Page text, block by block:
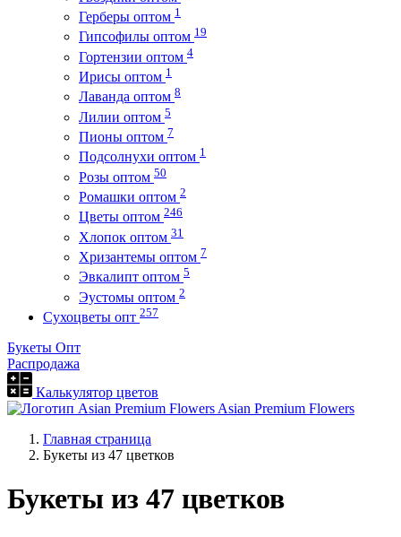
Герберы оптом 1
Гипсофилы оптом 19
Гортензии оптом 4
Ирисы оптом 1
Лаванда оптом 8
Лилии оптом 5
Пионы оптом 7
Подсолнухи оптом 1
Розы оптом 50
Ромашки оптом 2
Цветы оптом 246
Хлопок оптом 31
Хризантемы оптом 7
Эвкалипт оптом 5
Эустомы оптом 2
Сухоцветы опт 257
Букеты Опт
Распродажа
Калькулятор цветов
Asian Premium Flowers
Главная страница
Букеты из 47 цветков
Букеты из 47 цветков